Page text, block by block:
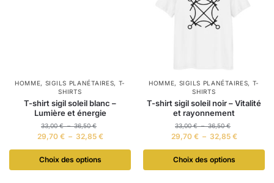
HOMME, SIGILS PLANÉTAIRES, T-
SHIRTS
T-shirt sigil soleil blanc –
Lumière et énergie
33,00€ – 36,50€
29,70 € – 32,85 €
Choix des options
HOMME, SIGILS PLANÉTAIRES, T-
SHIRTS
T-shirt sigil soleil noir – Vitalité
et rayonnement
33,00€ – 36,50€
29,70 € – 32,85 €
Choix des options